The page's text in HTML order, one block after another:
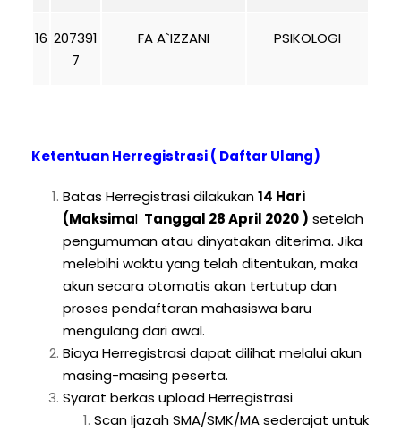
16 207391
7
FA A`IZZANI PSIKOLOGI
Ketentuan Herregistrasi ( Daftar Ulang)
Batas Herregistrasi dilakukan14 Hari
(Maksimal Tanggal 28 April 2020 ) setelah
pengumuman atau dinyatakan diterima. Jika
melebihi waktu yang telah ditentukan, maka
akun secara otomatis akan tertutup dan
proses pendaftaran mahasiswa baru
mengulang dari awal.
Biaya Herregistrasi dapat dilihat melalui akun
masing-masing peserta.
Syarat berkas upload Herregistrasi
Scan Ijazah SMA/SMK/MA sederajat untuk